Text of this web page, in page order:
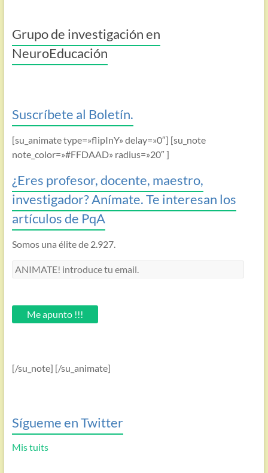
Grupo de investigación en
NeuroEducación
Suscríbete al Boletín.
[su_animate type=»flipInY» delay=»0″] [su_note
note_color=»#FFDAAD» radius=»20″ ]
¿Eres profesor, docente, maestro,
investigador? Anímate. Te interesan los
artículos de PqA
Somos una élite de 2.927.
ANIMATE!
email.Me apunto !!!
[/su_note] [/su_animate]
Sígueme en Twitter
Mis tuits